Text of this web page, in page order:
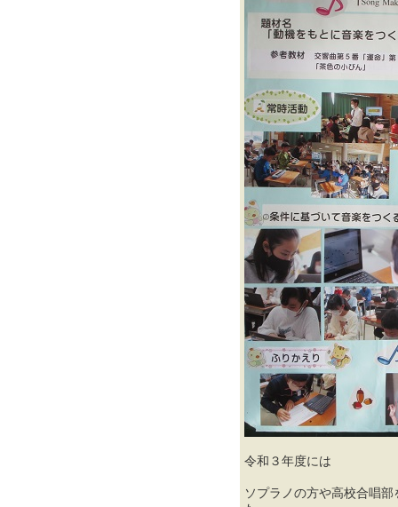
令和３年度には
ソプラノの方や高校合唱